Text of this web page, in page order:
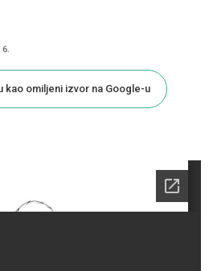
kao omiljeni izvor na Google-u